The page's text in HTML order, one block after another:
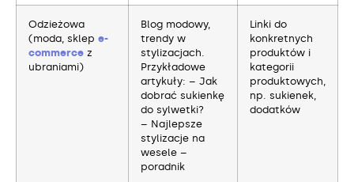
Odzieżowa
(moda, sklep e-
commerce z
ubraniami)
Blog modowy,
trendy w
stylizacjach.
Przykładowe
artykuły: – Jak
dobrać sukienkę
do sylwetki?
– Najlepsze
stylizacje na
wesele –
poradnik
Linki do
konkretnych
produktów i
kategorii
produktowych,
np. sukienek,
dodatków